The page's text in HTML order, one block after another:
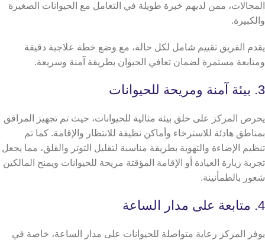
المجالات، ممن لديهم خبرة طويلة في التعامل مع الحيوانات الصغيرة
والكبيرة.
يقدم الفريق تقييم شامل لكل حالة، مع وضع خطة علاجية دقيقة
ومتابعة مستمرة لضمان تعافي الحيوان بطريقة آمنة وسريعة.
3. بيئة آمنة ومريحة للحيوانات
يحرص المركز على خلق بيئة مثالية للحيوانات، حيث تم تجهيز المرافق
بمناطق هادئة للاسترخاء وأماكن نظيفة للانتظار والإقامة. كما تم
تنظيم الإضاءة والتهوية بطريقة مناسبة لتقليل التوتر والقلق، مما يجعل
تجربة زيارة العيادة أو الإقامة المؤقتة مريحة للحيوانات ويمنح المالكين
شعور بالطمأنينة.
4. متابعة على مدار الساعة
يوفر المركز رعاية متواصلة للحيوانات على مدار الساعة، خاصة في